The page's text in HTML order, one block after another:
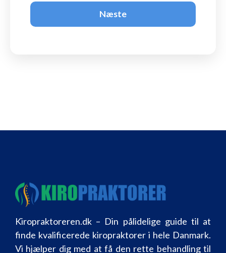
Næste
Kiropraktoreren.dk – Din pålidelige guide til at
finde kvalificerede kiropraktorer i hele Danmark.
Vi hjælper dig med at få den rette behandling til